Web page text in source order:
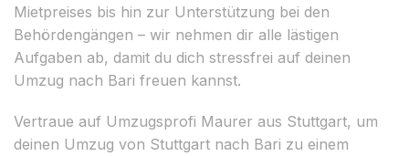
Mietpreises bis hin zur Unterstützung bei den
Behördengängen – wir nehmen dir alle lästigen
Aufgaben ab, damit du dich stressfrei auf deinen
Umzug nach Bari freuen kannst.
Vertraue auf Umzugsprofi Maurer aus Stuttgart, um
deinen Umzug von Stuttgart nach Bari zu einem